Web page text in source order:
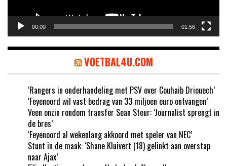
00:00 01:56
VOETBAL4U.COM
‘Rangers in onderhandeling met PSV over Couhaib Driouech’
‘Feyenoord wil vast bedrag van 33 miljoen euro ontvangen’
Veen onzin rondom transfer Sean Steur: ‘Journalist sprengt in
de bres’
‘Feyenoord al wekenlang akkoord met speler van NEC’
Stunt in de maak: ‘Shane Kluivert (18) gelinkt aan overstap
naar Ajax’